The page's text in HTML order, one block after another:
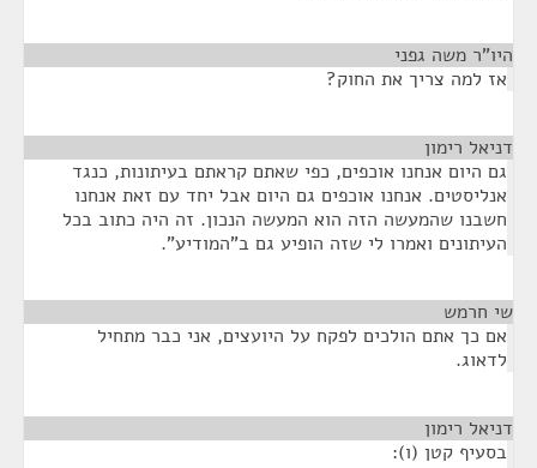
היו"ר משה גפני
אז למה צריך את החוק?
דניאל רימון
גם היום אנחנו אוכפים, כפי שאתם קראתם בעיתונות, כנגד
אנליסטים. אנחנו אוכפים גם היום אבל יחד עם זאת אנחנו
חשבנו שהמעשה הזה הוא המעשה הנכון. זה היה כתוב בכל
העיתונים ואמרו לי שזה הופיע גם ב"המודיע".
שי חרמש
אם כך אתם הולכים לפקח על היועצים, אני כבר מתחיל
לדאוג.
דניאל רימון
בסעיף קטן (ו):